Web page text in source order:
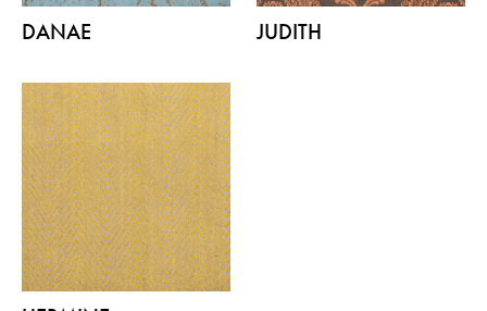
DANAE JUDITH